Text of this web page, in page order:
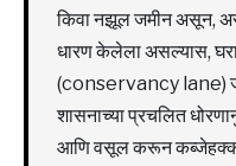
किवा नझूल जमीन असून,
धारण केलेला असल्यास,
(conservancy lane)
शासनाच्या प्रचलित
आणि वसूल करून